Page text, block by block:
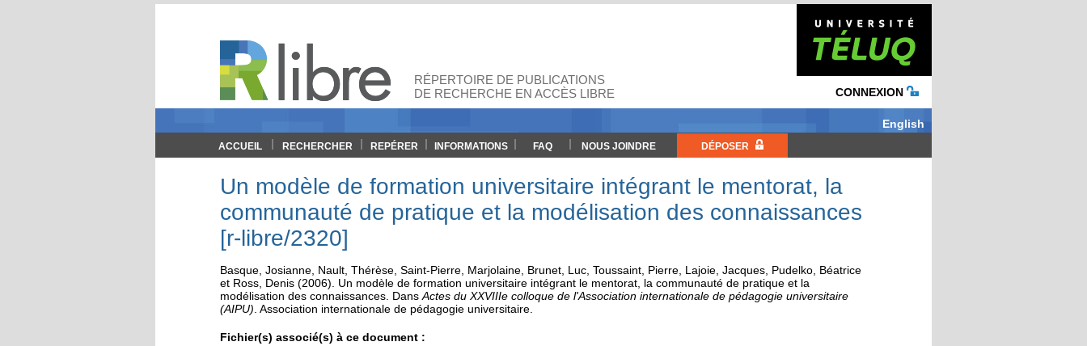
CONNEXION
English
RÉPERTOIRE DE PUBLICATIONS
DE RECHERCHE EN ACCÈS LIBRE
ACCUEIL RECHERCHER REPÉRER INFORMATIONS FAQ NOUS JOINDRE DÉPOSER
Un modèle de formation universitaire intégrant le mentorat, la
communauté de pratique et la modélisation des connaissances
[r-libre/2320]
Basque, Josianne Nault, Thérèse Saint-Pierre, Marjolaine Brunet, Luc Toussaint, Pierre Lajoie, Jacques Pudelko, Béatrice
et Ross, Denis (2006). Un modèle de formation universitaire intégrant le mentorat, la communauté de pratique et la
modélisation des connaissances Dans Actes du XXVIIIe colloque de l'Association internationale de pédagogie universitaire
(AIPU) Association internationale de pédagogie universitaire
Fichier(s) associé(s) à ce document :